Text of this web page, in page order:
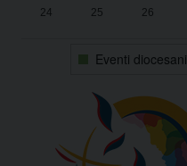
24 25 26
Eventi diocesani